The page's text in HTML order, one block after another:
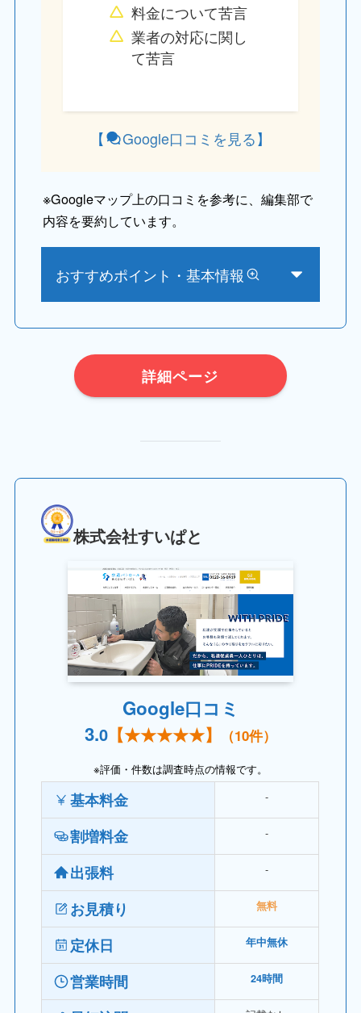
料金について苦言
業者の対応に関し
て苦言
【 Google口コミを見る】
※Googleマップ上の口コミを参考に、編集部で
内容を要約しています。
おすすめポイント・基本情報
詳細ページ
株式会社すいぱと
Google口コミ
3.0 【★★★★★】 （10件）
※評価・件数は調査時点の情報です。
基本料金 ‐
割増料金 ‐
出張料 ‐
お見積り 無料
定休日 年中無休
営業時間 24時間